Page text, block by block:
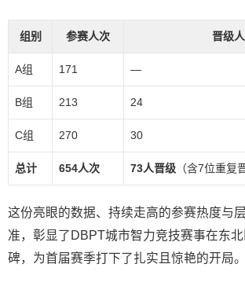
组别 参赛人次 晋级
A组 171 —
B组 213 24
C组 270 30
总计 654人次 73人晋级 （含7位重复
这份亮眼的数据、持续走高的参赛热度与
准，彰显了DBPT城市智力竞技赛事在东
碑，为首届赛季打下了扎实且惊艳的开局。